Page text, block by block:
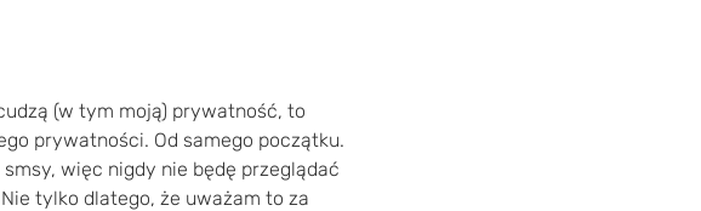
(w tym moją) prywatność, to
prywatności. Od samego początku.
więc nigdy nie będę przeglądać
tylko dlatego, że uważam to za